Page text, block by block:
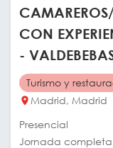
CON
-
Turismo y
Madrid, Madrid
Presencial
Jornada completa